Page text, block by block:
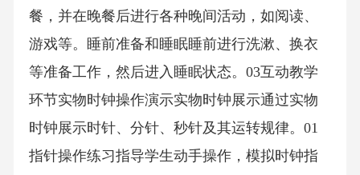
餐，并在晚餐后进行各种晚间活动，如阅读、
游戏等。睡前准备和睡眠睡前进行洗漱、换衣
等准备工作，然后进入睡眠状态。03互动教学
环节实物时钟操作演示实物时钟展示通过实物
时钟展示时针、分针、秒针及其运转规律。01
指针操作练习指导学生动手操作，模拟时钟指